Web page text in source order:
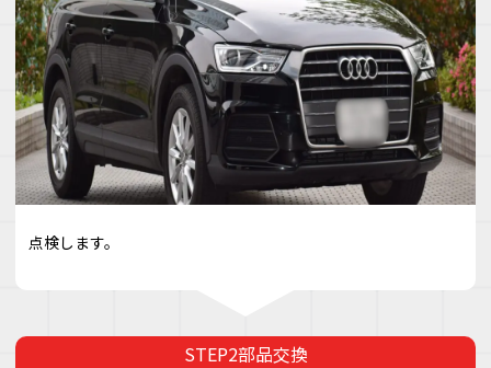
点検します。
部品交換